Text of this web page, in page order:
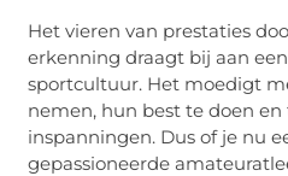
Het vieren van prestaties
erkenning draagt bij aan
sportcultuur. Het moedigt
nemen, hun best te doen
inspanningen. Dus of je nu
gepassioneerde